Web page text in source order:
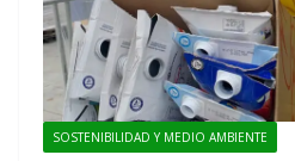
SOSTENIBILIDAD Y MEDIO AMBIENTE